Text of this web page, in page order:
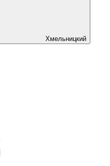
Хмельницкий